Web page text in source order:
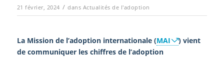
21 février, 2024 / dans Actualités de l'adoption
La Mission de l’adoption internationale (MAI
) vient
de communiquer les chiffres de l’adoption